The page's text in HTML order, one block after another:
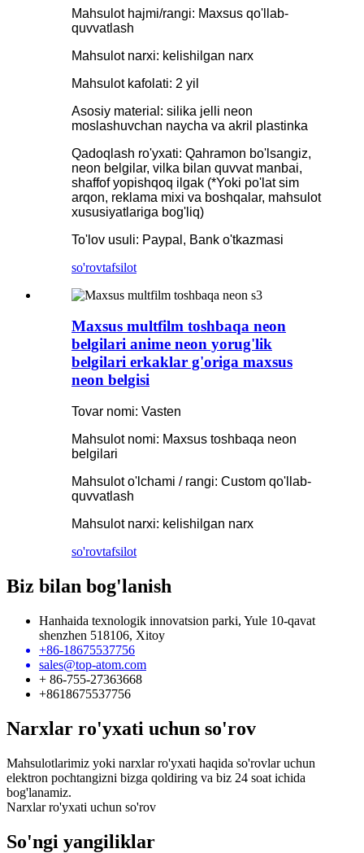
Mahsulot hajmi/rangi: Maxsus qo'llab-
quvvatlash
Mahsulot narxi: kelishilgan narx
Mahsulot kafolati: 2 yil
Asosiy material: silika jelli neon
moslashuvchan naycha va akril plastinka
Qadoqlash ro'yxati: Qahramon bo'lsangiz,
neon belgilar, vilka bilan quvvat manbai,
shaffof yopishqoq ilgak (*Yoki po'lat sim
arqon, reklama mixi va boshqalar, mahsulot
xususiyatlariga bog'liq)
To'lov usuli: Paypal, Bank o'tkazmasi
so'rovtafsilot
Maxsus multfilm toshbaqa neon
belgilari anime neon yorug'lik
belgilari erkaklar g'origa maxsus
neon belgisi
Tovar nomi: Vasten
Mahsulot nomi: Maxsus toshbaqa neon
belgilari
Mahsulot o'lchami / rangi: Custom qo'llab-
quvvatlash
Mahsulot narxi: kelishilgan narx
so'rovtafsilot
Biz bilan bog'lanish
Hanhaida texnologik innovatsion parki, Yule 10-qavat
shenzhen 518106, Xitoy
+86-18675537756
sales@top-atom.com
+ 86-755-27363668
+8618675537756
Narxlar ro'yxati uchun so'rov
Mahsulotlarimiz yoki narxlar ro'yxati haqida so'rovlar uchun
elektron pochtangizni bizga qoldiring va biz 24 soat ichida
bog'lanamiz.
Narxlar ro'yxati uchun so'rov
So'ngi yangiliklar